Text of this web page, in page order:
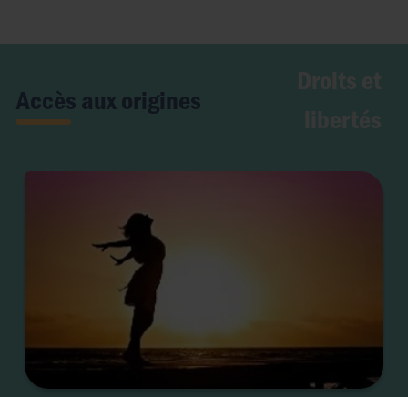
Accès aux origines